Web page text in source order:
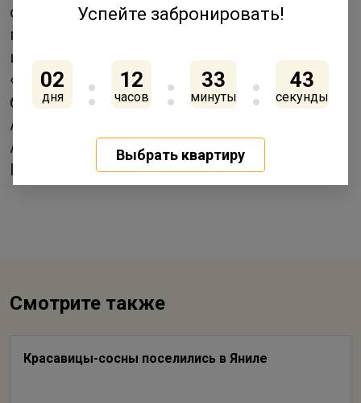
самостоятельно. Здорово, что в
голландском квартале «Янила» живут
инициативные, увлеченные люди. ГК
«Ленстройтрест» и все жители выражают
благодарность организатору Юрию
Ананьеву и команде волонтеров: Марии
Ананьевой, Светлане Войтик и Надежде
Куфтыревой.
Смотрите также
Красавицы-сосны поселились в Яниле
Успейте забронировать!
02
дня
12
часов
33
минуты
43
секунды
Выбрать квартиру